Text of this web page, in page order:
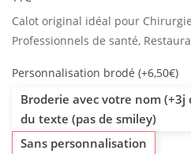
Calot original idéal pour
Professionnels de santé,
Personnalisation brodé (+6,50€)
Broderie avec votre nom
du texte (pas de smiley)
Sans personnalisation